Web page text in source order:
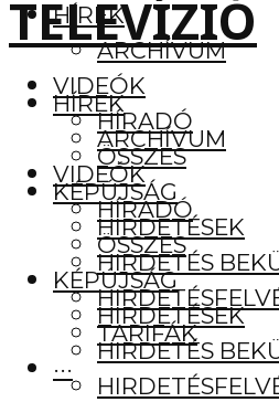
HÍREK
ARCHÍVUM
VIDEÓK
HÍRADÓ
ÖSSZES
KÉPÚJSÁG
HIRDETÉSEK
HIRDETÉS
TARIFÁK
···
HÍREK
ARCHÍVUM
VIDEÓK
HÍRADÓ
ÖSSZES
KÉPÚJSÁG
HIRDETÉSEK
HIRDETÉS